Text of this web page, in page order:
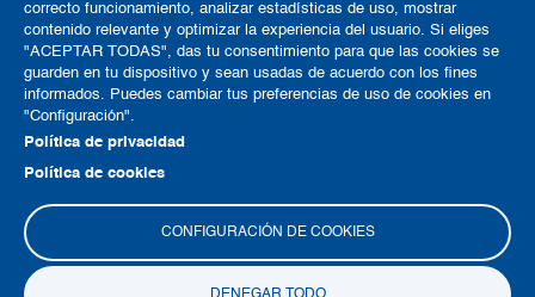
correcto funcionamiento, analizar estadísticas de uso, mostrar
contenido relevante y optimizar la experiencia del usuario. Si eliges
"ACEPTAR TODAS", das tu consentimiento para que las cookies se
guarden en tu dispositivo y sean usadas de acuerdo con los fines
informados. Puedes cambiar tus preferencias de uso de cookies en
"Configuración".
Política de privacidad
Política de cookies
CONFIGURACIÓN DE COOKIES
Política de Cookies
Términos y condiciones
Derechos de autor